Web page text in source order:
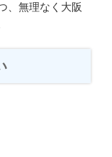
、無理なく大阪